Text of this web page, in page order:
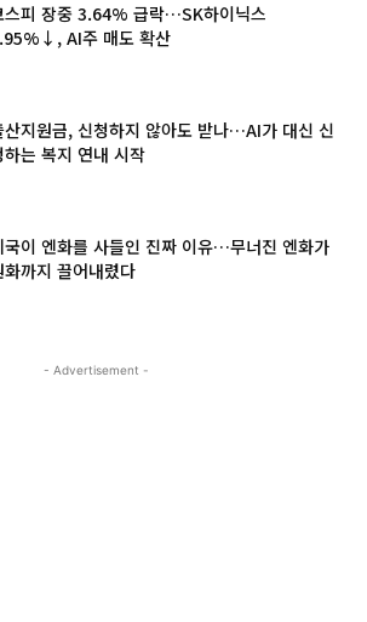
스피 장중 3.64% 급락…SK하이닉스
AI주 매도 확산
산지원금, 신청하지 않아도 받나…AI가 대신 신
하는 복지 연내 시작
국이 엔화를 사들인 진짜 이유…무너진 엔화가
화까지 끌어내렸다
- Advertisement -